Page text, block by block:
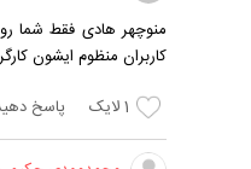
منوچهر هادی فقط شما رو
کاربران منظوم ایشون
1لایک پاسخ